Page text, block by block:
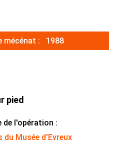
mécénat : 1988
pied
l'opération :
Musée d'Evreux